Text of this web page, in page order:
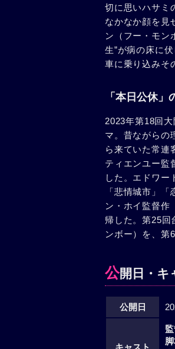
切に思いハサミ
なかなか顔を見
ン（フー・モン
生”が病の床に
車に乗り込みそ
「本日公休」
2023年第18回
マ。昔ながらの
ら来ていた常連
ティエンユー監
した。エドワー
「悲情城市」
ン・ホイ監督作
帰した。第25回
ンボー）を、第
公開日・キ
公開日
キャスト